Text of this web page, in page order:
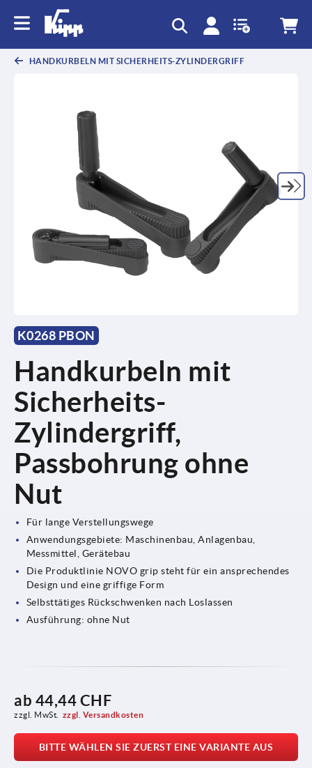
HANDKURBELN MIT SICHERHEITS-ZYLINDERGRIFF
K0268 PBON
Handkurbeln mit
Sicherheits-
Zylindergriff,
Passbohrung ohne
Nut
Für lange Verstellungswege
Anwendungsgebiete: Maschinenbau, Anlagenbau,
Messmittel, Gerätebau
Die Produktlinie NOVO grip steht für ein ansprechendes
Design und eine griffige Form
Selbsttätiges Rückschwenken nach Loslassen
Ausführung: ohne Nut
ab 44,44 CHF
zzgl. MwSt. zzgl. Versandkosten
BITTE WÄHLEN SIE ZUERST EINE VARIANTE AUS